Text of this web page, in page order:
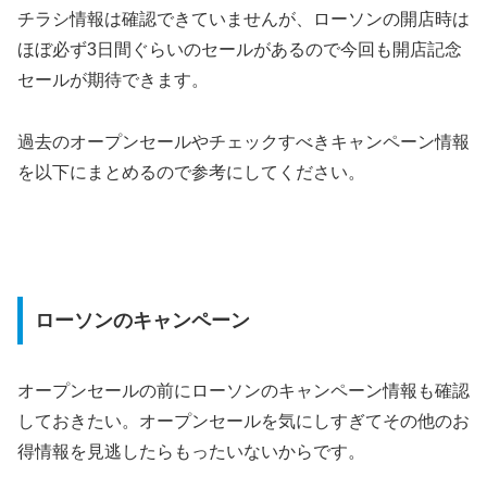
チラシ情報は確認できていませんが、ローソンの開店時は
ほぼ必ず3日間ぐらいのセールがあるので今回も開店記念
セールが期待できます。
過去のオープンセールやチェックすべきキャンペーン情報
を以下にまとめるので参考にしてください。
ローソンのキャンペーン
オープンセールの前にローソンのキャンペーン情報も確認
しておきたい。オープンセールを気にしすぎてその他のお
得情報を見逃したらもったいないからです。